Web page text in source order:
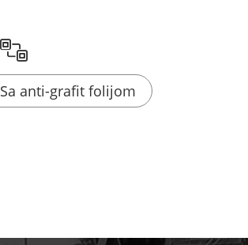
Sa anti-grafit folijom